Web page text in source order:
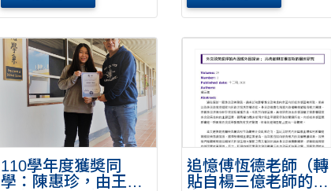
110學年度獲奬同
學：陳惠珍，由王啟
追憶傅恆德老師（轉
貼自楊三億老師的臉